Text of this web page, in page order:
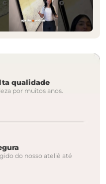
qualidade
por muitos anos.
do nosso ateliê até